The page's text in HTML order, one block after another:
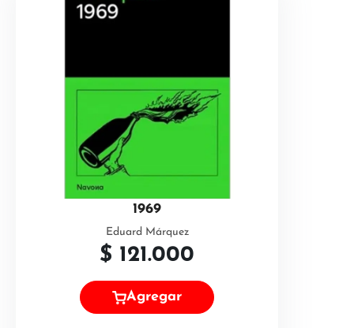
1969
Eduard Márquez
$ 121.000
Agregar